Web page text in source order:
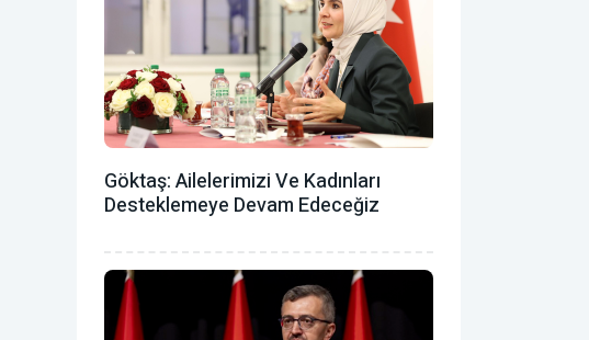
Göktaş: Ailelerimizi Ve Kadınları
Desteklemeye Devam Edeceğiz